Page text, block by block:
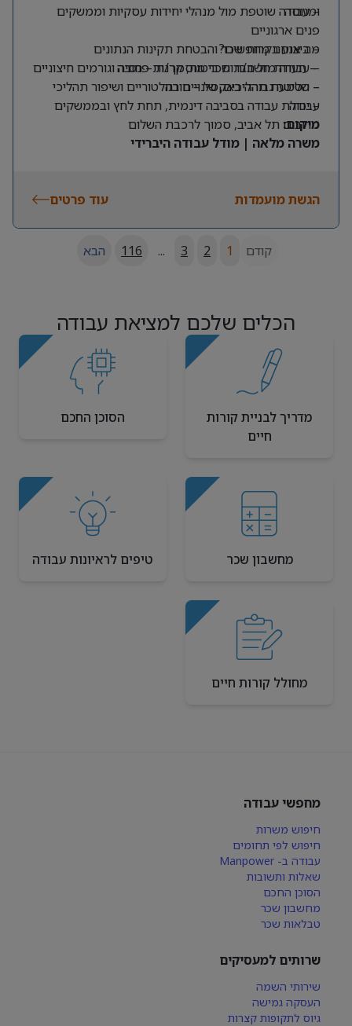
ומנוסה
– עבודה שוטפת מול מנהלי יחידות עסקיות וממשקים
פנים ארגוניים
– ביצוע בקרות שכר והבטחת תקינות הנתונים
– עבודה מול חברות ביטוח, קרנות פנסיה וגורמים חיצוניים
– הטמעת תהליכים, שינויים רגולטוריים ושיפור תהליכי
עבודה
מה אנחנו מחפשים?
– תעודת חשב/ת שכר מוסמך/ת – חובה
– שליטה גבוהה באקסל – חובה
– יכולת עבודה בסביבה דינמית, תחת לחץ ובממשקים
מרובים
מיקום: תל אביב, סמוך לרכבת השלום
משרה מלאה | מודל עבודה היברידי
הגשת מועמדות עוד פרטים
קודם 1
2
3
...
116 הבא
הכלים שלכם למציאת עבודה
מדריך לבניית קורות
חיים
הסוכן החכם
מחשבון שכר טיפים לראיונות עבודה
מחולל קורות חיים
מחפשי עבודה
חיפוש משרות
חיפוש לפי תחומים
עבודה ב- Manpower
שאלות ותשובות
הסוכן החכם
מחשבון שכר
טבלאות שכר
שרותים למעסיקים
שירותי השמה
העסקה גמישה
גיוס לתקופות קצרות